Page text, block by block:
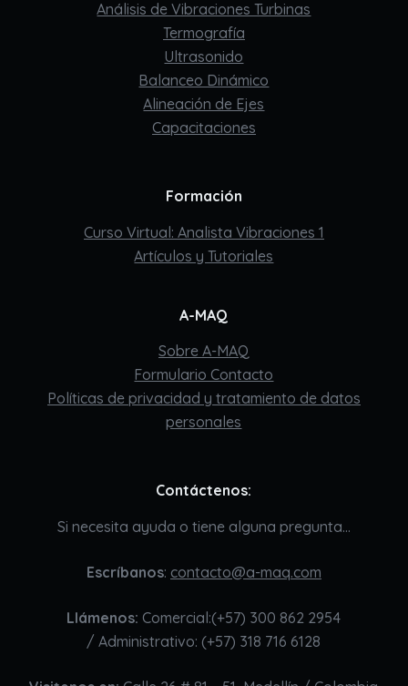
Análisis de Vibraciones Turbinas
Termografía
Ultrasonido
Balanceo Dinámico
Alineación de Ejes
Capacitaciones
Formación
Curso Virtual: Analista Vibraciones 1
Artículos y Tutoriales
A-MAQ
Sobre A-MAQ
Formulario Contacto
Políticas de privacidad y tratamiento de datos
personales
Contáctenos:
Si necesita ayuda o tiene alguna pregunta…
Escríbanos: contacto@a-maq.com
Llámenos: Comercial:(+57) 300 862 2954
/ Administrativo: (+57) 318 716 6128